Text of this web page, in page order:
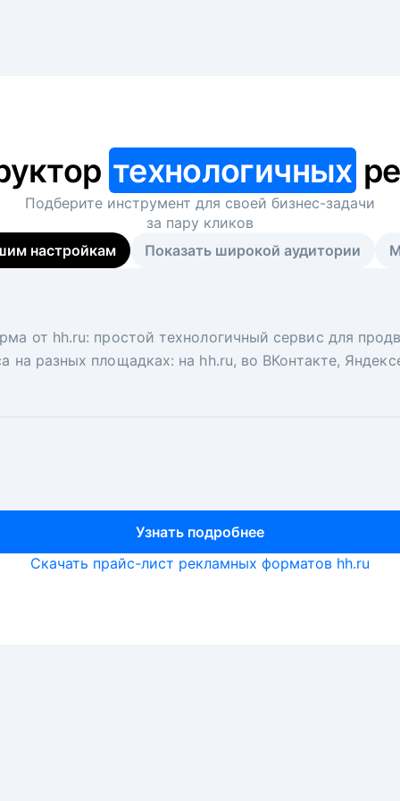
технологичных
Подберите инструмент для своей бизнес-задачи
за пару кликов
настройкам
Показать широкой аудитории
от hh.ru: простой технологичный сервис для
на разных площадках: на hh.ru, во ВКонтакте,
Узнать подробнее
вакансий на главной странице hh.ru.
ключ. Решите, сколько кандидатов и когда вам
рекрутеры и проектные менеджеры hh.ru с
Узнать подробнее
Скачать прайс-лист рекламных форматов hh.ru